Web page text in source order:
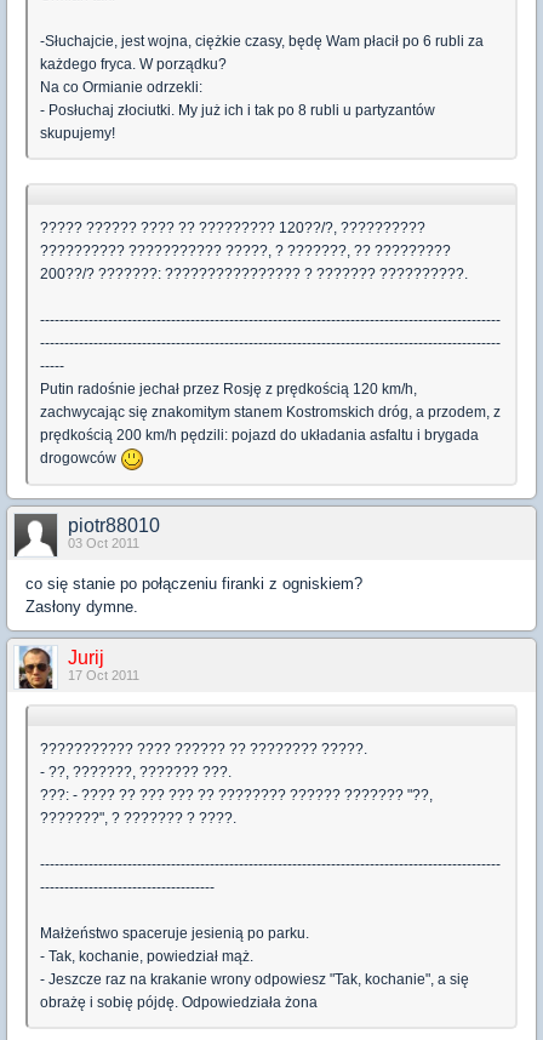
-Słuchajcie, jest wojna, ciężkie czasy, będę Wam płacił po 6 rubli za
każdego fryca. W porządku?
Na co Ormianie odrzekli:
- Posłuchaj złociutki. My już ich i tak po 8 rubli u partyzantów
skupujemy!
????? ?????? ???? ?? ????????? 120??/?, ??????????
?????????? ??????????? ?????, ? ???????, ?? ?????????
200??/? ???????: ???????????????? ? ??????? ??????????.
-----------------------------------------------------------------------------------------------
-----------------------------------------------------------------------------------------------
-----
Putin radośnie jechał przez Rosję z prędkością 120 km/h,
zachwycając się znakomitym stanem Kostromskich dróg, a przodem, z
prędkością 200 km/h pędzili: pojazd do układania asfaltu i brygada
drogowców
piotr88010
03 Oct 2011
co się stanie po połączeniu firanki z ogniskiem?
Zasłony dymne.
Jurij
17 Oct 2011
??????????? ???? ?????? ?? ???????? ?????.
- ??, ???????, ??????? ???.
???: - ???? ?? ??? ??? ?? ???????? ?????? ??????? "??,
???????", ? ??????? ? ????.
-----------------------------------------------------------------------------------------------
------------------------------------
Małżeństwo spaceruje jesienią po parku.
- Tak, kochanie, powiedział mąż.
- Jeszcze raz na krakanie wrony odpowiesz "Tak, kochanie", a się
obrażę i sobię pójdę. Odpowiedziała żona